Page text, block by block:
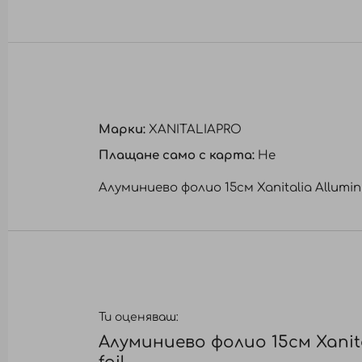
Марки: XANITALIAPRO
Плащане само с карта: Не
Алуминиево фолио 15см Xanitalia
Ти оценяваш:
Алуминиево фолио 15см